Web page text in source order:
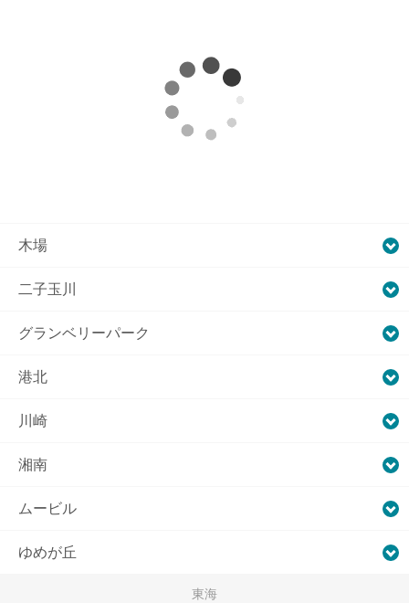
木場
二子玉川
グランベリーパーク
港北
川崎
湘南
ムービル
ゆめが丘
東海